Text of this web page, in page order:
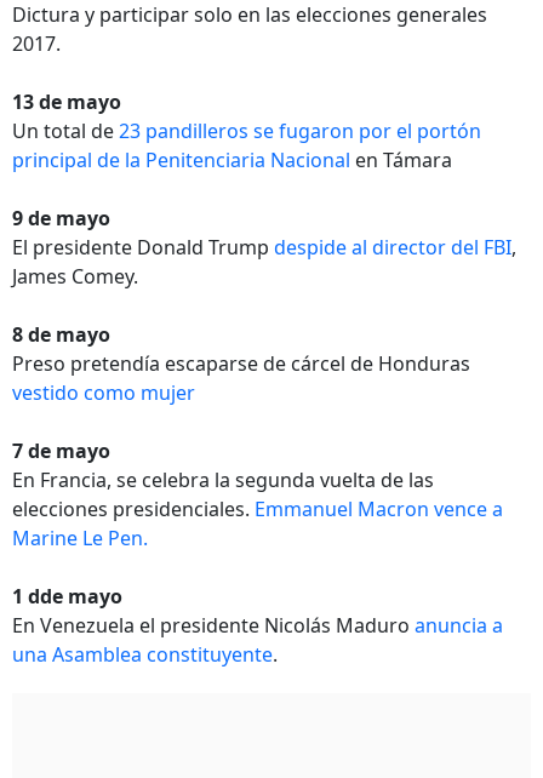
Dictura y participar solo en las elecciones generales
2017.
13 de mayo
Un total de23 pandilleros se fugaron por el portón
principal de la Penitenciaria Nacional en Támara
9 de mayo
El presidente Donald Trump despide al director del FBI,
James Comey.
8 de mayo
Preso pretendía escaparse de cárcel de Honduras
vestido como mujer
7 de mayo
En Francia, se celebra la segunda vuelta de las
elecciones presidenciales. Emmanuel Macron vence a
Marine Le Pen.
1 dde mayo
En Venezuela el presidente Nicolás Maduro anuncia a
una Asamblea constituyente.